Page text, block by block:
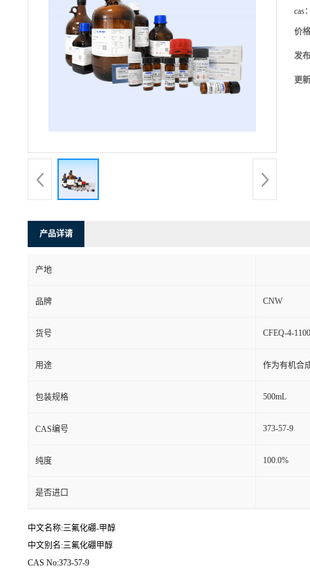
cas
价
发
更
产品详请
产地
品牌 CNW
货号 CFEQ-4-
用途 作为有机合
包装规格 500mL
CAS编号 373-57-9
纯度 100.0%
是否进口
中文名称:三氟化硼-甲醇
中文别名:三氟化硼甲醇
CAS No:373-57-9